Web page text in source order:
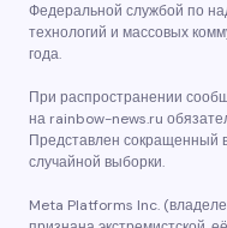
Федеральной службой по
технологий и массовых
года.
При распространении
на rainbow-news.ru
Представлен сокращенный
случайной выборки.
Meta Platforms Inc.